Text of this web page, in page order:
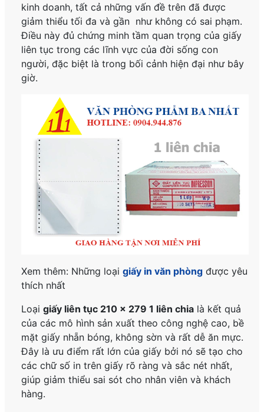
kinh doanh, tất cả những vấn đề trên đã được
giảm thiểu tối đa và gần như không có sai phạm.
Điều này đủ chứng minh tầm quan trọng của giấy
liên tục trong các lĩnh vực của đời sống con
người, đặc biệt là trong bối cảnh hiện đại như bây
giờ.
Xem thêm: Những loạigiấy in văn phòng được yêu
thích nhất
Loạigiấy liên tục 210 x 279 1 liên chia là kết quả
của các mô hình sản xuất theo công nghệ cao, bề
mặt giấy nhẵn bóng, không sờn và rất dễ ăn mực.
Đây là ưu điểm rất lớn của giấy bởi nó sẽ tạo cho
các chữ số in trên giấy rõ ràng và sắc nét nhất,
giúp giảm thiểu sai sót cho nhân viên và khách
hàng.